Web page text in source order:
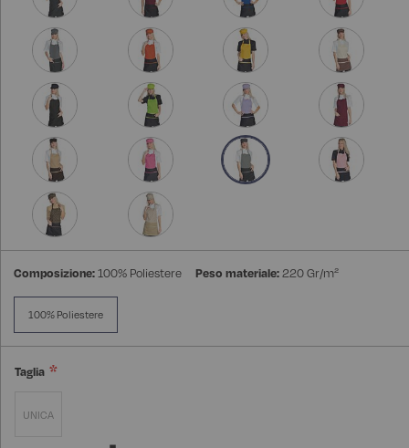
Composizione:100% Poliestere Peso materiale:220 Gr/m²
100% Poliestere
Taglia
UNICA